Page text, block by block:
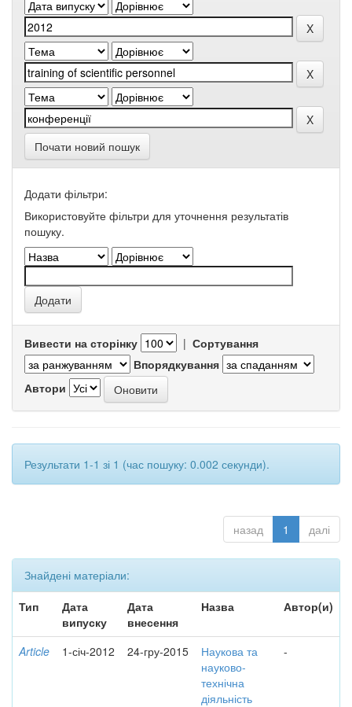
Почати новий пошук
Додати фільтри:
Використовуйте фільтри для уточнення результатів
пошуку.
Вивести на сторінку | Сортування
Впорядкування
Автори
Результати 1-1 зі 1 (час пошуку: 0.002 секунди).
назад 1 далі
Знайдені матеріали:
Тип
Дата
випуску
Дата
внесення
Назва Автор(и)
Article 1-січ-2012 24-гру-2015
Наукова та
науково-
технічна
діяльність
-